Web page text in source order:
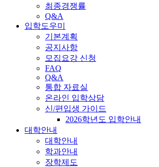
최종경쟁률
Q&A
입학도우미
기본계획
공지사항
모집요강 신청
FAQ
Q&A
통합 자료실
온라인 입학상담
신/편입생 가이드
2026학년도 입학안내
대학안내
대학안내
학과안내
장학제도